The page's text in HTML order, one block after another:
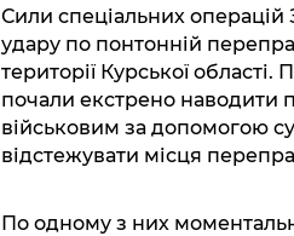
Сили спеціальних операцій
удару по понтонній
території Курської
почали екстрено наводити
військовим за допомогою
відстежувати місця
По одному з них